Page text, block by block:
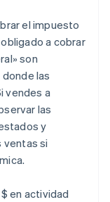
el impuesto
a cobrar
son
las
vendes a
las
y
ventas si
en actividad